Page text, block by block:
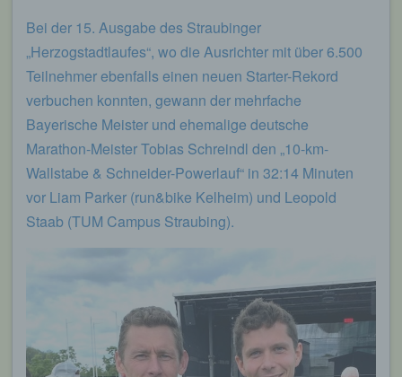
Bei der 15. Ausgabe des Straubinger
„Herzogstadtlaufes“, wo die Ausrichter mit über 6.500
Teilnehmer ebenfalls einen neuen Starter-Rekord
verbuchen konnten, gewann der mehrfache
Bayerische Meister und ehemalige deutsche
Marathon-Meister Tobias Schreindl den „10-km-
Wallstabe & Schneider-Powerlauf“ in 32:14 Minuten
vor Liam Parker (run&bike Kelheim) und Leopold
Staab (TUM Campus Straubing).